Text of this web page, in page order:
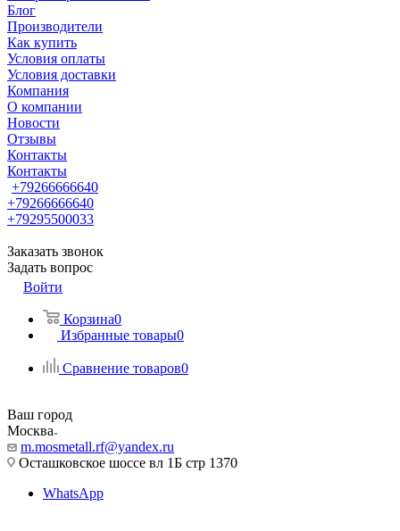
Блог
Производители
Как купить
Условия оплаты
Условия доставки
Компания
О компании
Новости
Отзывы
Контакты
Контакты
+79266666640
+79266666640
+79295500033
Заказать звонок
Задать вопрос
Войти
Корзина0
Избранные товары0
Сравнение товаров0
Ваш город
Москва
m.mosmetall.rf@yandex.ru
Осташковское шоссе вл 1Б стр 1370
WhatsApp